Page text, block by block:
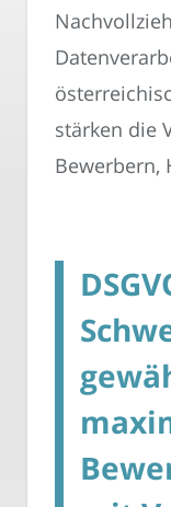
stärken die
Bewerbern,